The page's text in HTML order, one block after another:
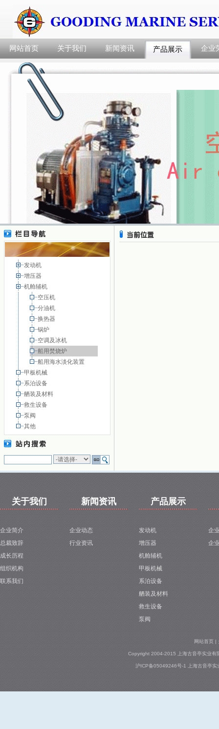
网站首页 关于我们 新闻资讯 产品展示 企业
发动机
增压器
机舱辅机
空压机
分油机
换热器
锅炉
空调及冰机
船用焚烧炉
船用海水淡化装置
甲板机械
系泊设备
舾装及材料
救生设备
泵阀
其他
关于我们
企业简介
总裁致辞
成长历程
组织机构
联系我们
新闻资讯
企业动态
行业资讯
产品展示
发动机
增压器
机舱辅机
甲板机械
系泊设备
舾装及材料
救生设备
泵阀
企
企
网站首页|
Copyright 2004-2015 上海古音亭实业有
沪ICP备05049246号-1 上海古音亭